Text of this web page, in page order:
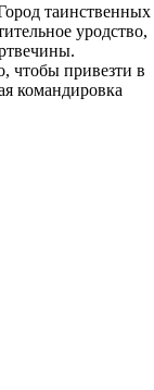
таинственных
уродство,
чтобы привезти в
командировка